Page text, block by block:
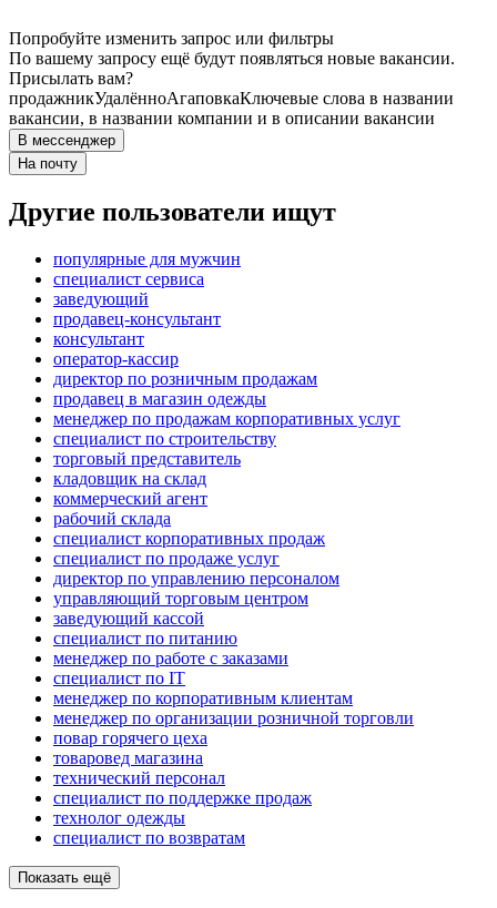
Попробуйте изменить запрос или фильтры
По вашему запросу ещё будут появляться новые вакансии.
Присылать вам?
продажникУдалённоАгаповкаКлючевые слова в названии
вакансии, в названии компании и в описании вакансии
В мессенджер
На почту
Другие пользователи ищут
популярные для мужчин
специалист сервиса
заведующий
продавец-консультант
консультант
оператор-кассир
директор по розничным продажам
продавец в магазин одежды
менеджер по продажам корпоративных услуг
специалист по строительству
торговый представитель
кладовщик на склад
коммерческий агент
рабочий склада
специалист корпоративных продаж
специалист по продаже услуг
директор по управлению персоналом
управляющий торговым центром
заведующий кассой
специалист по питанию
менеджер по работе с заказами
специалист по IT
менеджер по корпоративным клиентам
менеджер по организации розничной торговли
повар горячего цеха
товаровед магазина
технический персонал
специалист по поддержке продаж
технолог одежды
специалист по возвратам
Показать ещё